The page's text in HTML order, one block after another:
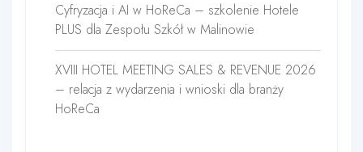
Cyfryzacja i AI w HoReCa – szkolenie Hotele
PLUS dla Zespołu Szkół w Malinowie
XVIII HOTEL MEETING SALES & REVENUE 2026
– relacja z wydarzenia i wnioski dla branży
HoReCa